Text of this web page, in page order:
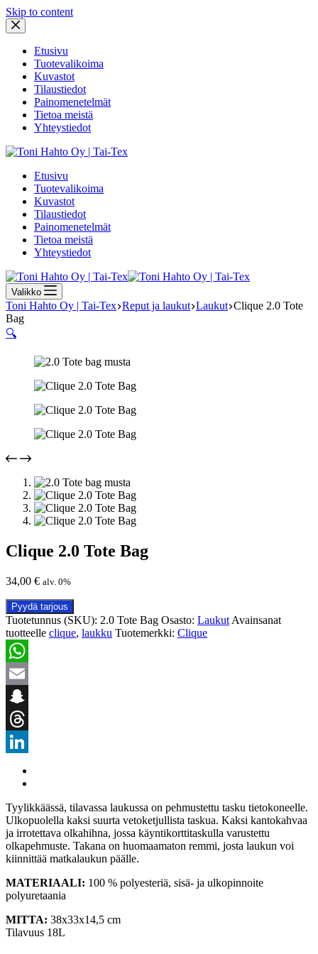
Skip to content
Etusivu
Tuotevalikoima
Kuvastot
Tilaustiedot
Painomenetelmät
Tietoa meistä
Yhteystiedot
Etusivu
Tuotevalikoima
Kuvastot
Tilaustiedot
Painomenetelmät
Tietoa meistä
Yhteystiedot
Valikko
Toni Hahto Oy | Tai-Tex Reput ja laukut Laukut Clique 2.0 Tote
Bag
🔍
Clique 2.0 Tote Bag
34,00 € alv. 0%
Pyydä tarjous
Tuotetunnus (SKU): 2.0 Tote Bag Osasto: Laukut Avainsanat
tuotteelle clique, laukku Tuotemerkki: Clique
WhatsApp
Email
Snapchat
Threads
Tyylikkäässä, tilavassa laukussa on pehmustettu tasku tietokoneelle.
Ulkopuolella kaksi suurta vetoketjullista taskua. Kaksi kantokahvaa
ja irrotettava olkahihna, jossa käyntikorttitaskulla varustettu
olkapehmuste. Takana on huomaamaton remmi, josta laukun voi
kiinnittää matkalaukun päälle.
MATERIAALI: 100 % polyesteriä, sisä- ja ulkopinnoite
polyuretaania
MITTA: 38x33x14,5 cm
Tilavuus 18L